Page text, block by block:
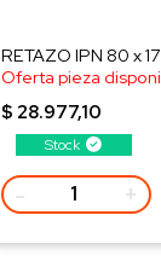
Stock
RETAZO IPN 80 x
Oferta pieza
¡Consulta al
$ 28.977,10
- +